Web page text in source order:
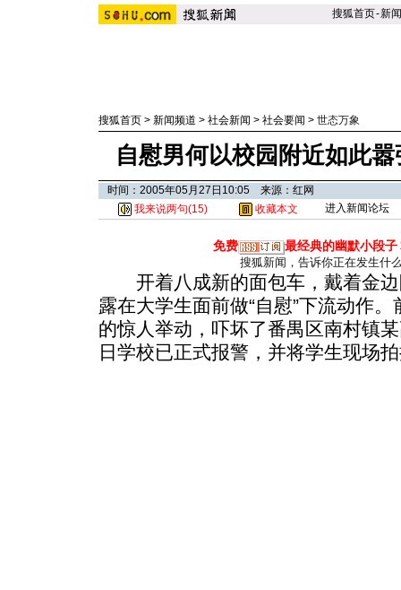
搜狐首页-新闻
搜狐首页 > 新闻频道 > 社会新闻 > 社会要闻 > 世态万象
自慰男何以校园附近如此
时间：2005年05月27日10:05 来源：红网
我来说两句(15) 收藏本文 进入新闻论坛
免费 最经典的幽默小段子
搜狐新闻，告诉你正在发生什
开着八成新的面包车，戴着金边
露在大学生面前做“自慰”下流动作
的惊人举动，吓坏了番禺区南村镇
日学校已正式报警，并将学生现场